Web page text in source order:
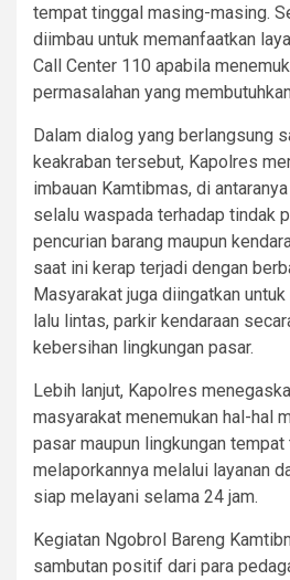
tempat tinggal masing-masing.
diimbau untuk memanfaatkan
Call Center 110 apabila
permasalahan yang
Dalam dialog yang berlangsung
keakraban tersebut, Kapolres
imbauan Kamtibmas, di
selalu waspada terhadap tindak
pencurian barang maupun
saat ini kerap terjadi dengan
Masyarakat juga diingatkan
lalu lintas, parkir kendaraan
kebersihan lingkungan pasar.
Lebih lanjut, Kapolres
masyarakat menemukan hal-hal
pasar maupun lingkungan
melaporkannya melalui layanan
siap melayani selama 24 jam.
Kegiatan Ngobrol Bareng
sambutan positif dari para